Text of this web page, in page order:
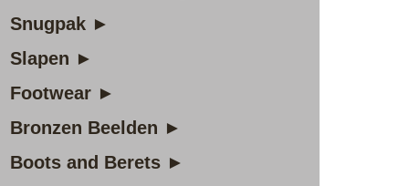
Snugpak ►
Slapen ►
Footwear ►
Bronzen Beelden ►
Boots and Berets ►